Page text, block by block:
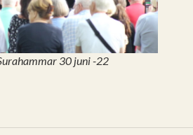
30 juni -22